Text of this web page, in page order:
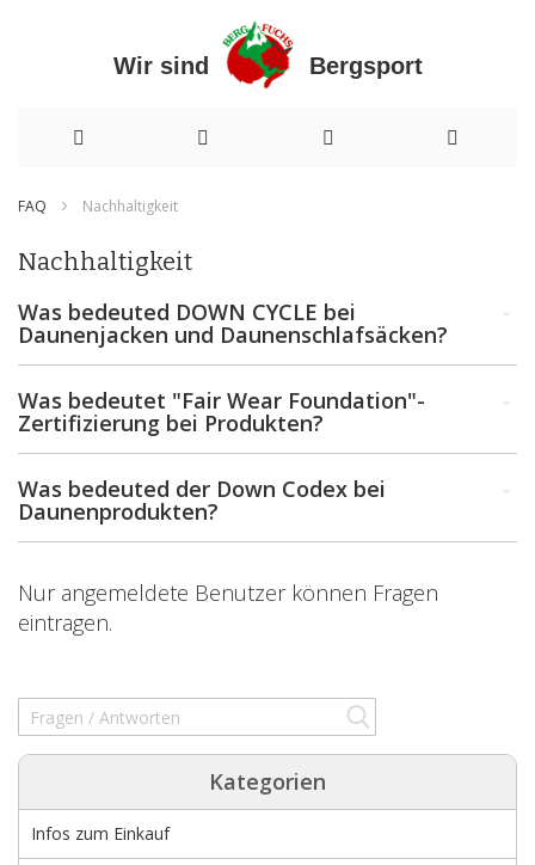
Wir sind Bergsport
Inhalt
FAQ Nachhaltigkeit
Nachhaltigkeit
Was bedeuted DOWN CYCLE bei
Daunenjacken und Daunenschlafsäcken?
Was bedeutet "Fair Wear Foundation"-
Zertifizierung bei Produkten?
Was bedeuted der Down Codex bei
Daunenprodukten?
Nur angemeldete Benutzer können Fragen
eintragen.
Kategorien
Infos zum Einkauf